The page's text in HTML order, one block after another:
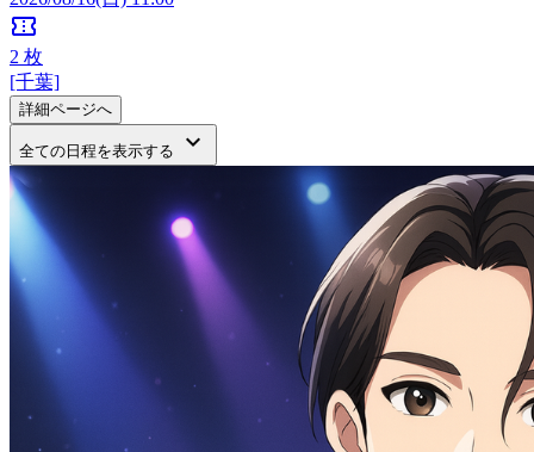
confirmation_number
2 枚
[千葉]
詳細ページへ
全ての日程を表示する keyboard_arrow_down